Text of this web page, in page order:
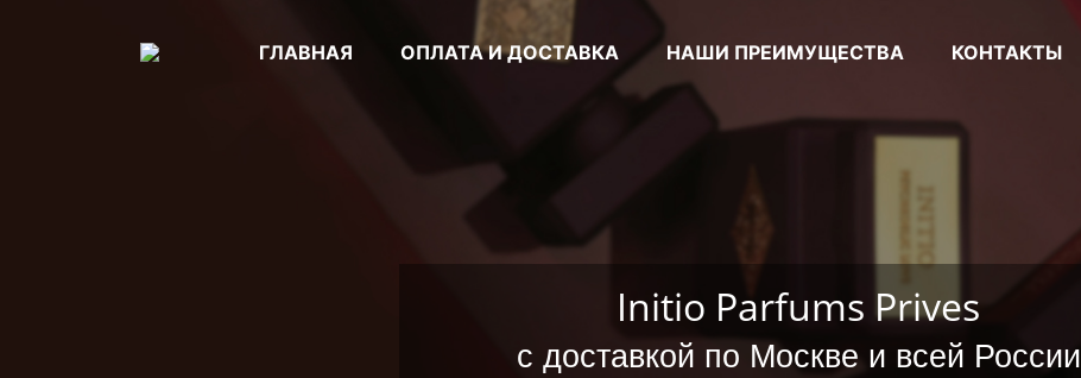
ГЛАВНАЯ ОПЛАТА И ДОСТАВКА НАШИ ПРЕИМУЩЕСТВА КОНТАКТЫ
Initio Parfums Prives
с доставкой по Москве и всей России